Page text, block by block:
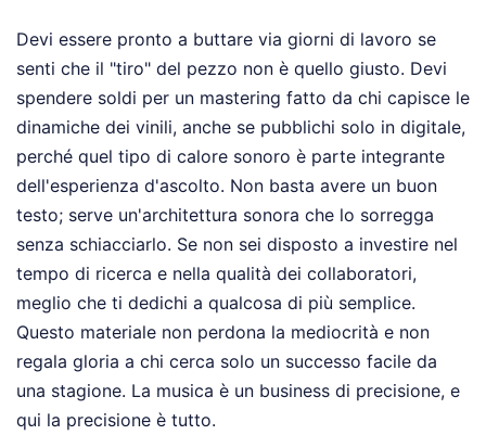
Devi essere pronto a buttare via giorni di lavoro se
senti che il "tiro" del pezzo non è quello giusto. Devi
spendere soldi per un mastering fatto da chi capisce le
dinamiche dei vinili, anche se pubblichi solo in digitale,
perché quel tipo di calore sonoro è parte integrante
dell'esperienza d'ascolto. Non basta avere un buon
testo; serve un'architettura sonora che lo sorregga
senza schiacciarlo. Se non sei disposto a investire nel
tempo di ricerca e nella qualità dei collaboratori,
meglio che ti dedichi a qualcosa di più semplice.
Questo materiale non perdona la mediocrità e non
regala gloria a chi cerca solo un successo facile da
una stagione. La musica è un business di precisione, e
qui la precisione è tutto.